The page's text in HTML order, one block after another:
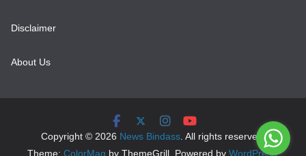
Disclaimer
About Us
Copyright © 2026 News Bindass. All rights reserved.
Theme: ColorMag by ThemeGrill. Powered by WordPress.